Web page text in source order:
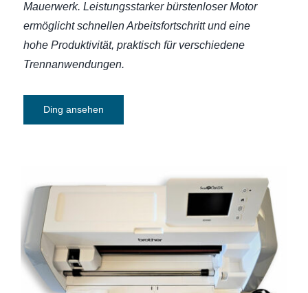
Mauerwerk. Leistungsstarker bürstenloser Motor
ermöglicht schnellen Arbeitsfortschritt und eine
hohe Produktivität, praktisch für verschiedene
Trennanwendungen.
Ding ansehen
Plotter Brother ScanNCut SDX950